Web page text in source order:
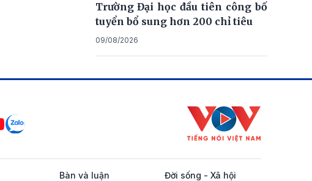
Trường Đại học đầu tiên công bố
tuyển bổ sung hơn 200 chỉ tiêu
09/08/2026
Bàn và luận Đời sống - Xã hội